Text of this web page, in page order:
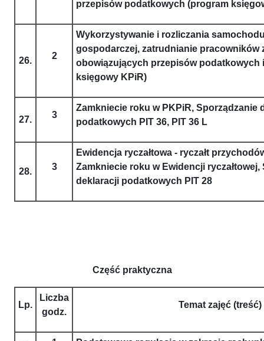
przepisów podatkowych (program
26. 2
Wykorzystywanie i rozliczania
gospodarczej, zatrudnianie pracowników
obowiązujących przepisów podatkowych
księgowy KPiR)
27. 3
Zamkniecie roku w PKPiR, Sporządzanie
podatkowych PIT 36, PIT 36 L
28. 3
Ewidencja ryczałtowa - ryczałt
Zamkniecie roku w Ewidencji ryczałtowej,
deklaracji podatkowych PIT 28
Część praktyczna
Lp.
Liczba
godz.
Temat zajęć (treść)